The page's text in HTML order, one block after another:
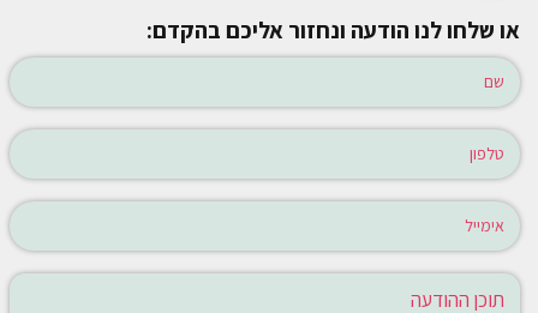
או שלחו לנו הודעה ונחזור אליכם בהקדם: